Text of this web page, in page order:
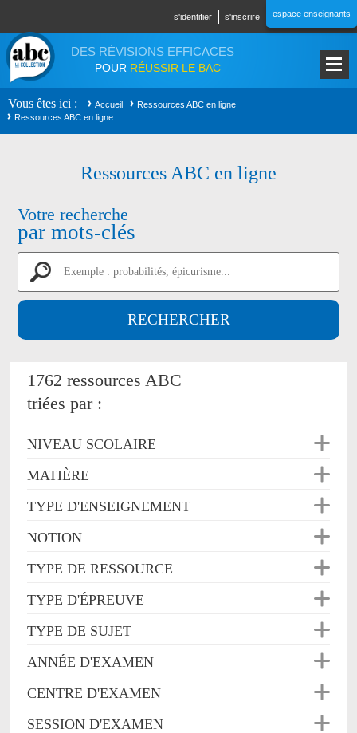
s'identifier s'inscrire espace enseignants
DES RÉVISIONS EFFICACES
POUR RÉUSSIR LE BAC
Vous êtes ici Accueil
Ressources ABC en ligne
Ressources ABC en ligne
Ressources ABC en ligne
Votre recherche
par mots-clés
1762 ressources ABC
triées par :
NIVEAU SCOLAIRE
MATIÈRE
TYPE D'ENSEIGNEMENT
NOTION
TYPE DE RESSOURCE
TYPE D'ÉPREUVE
TYPE DE SUJET
ANNÉE D'EXAMEN
CENTRE D'EXAMEN
SESSION D'EXAMEN